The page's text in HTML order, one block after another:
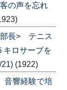
の声を忘れ
長> テニス
キロサーブを
21) (1922)
響経験で培